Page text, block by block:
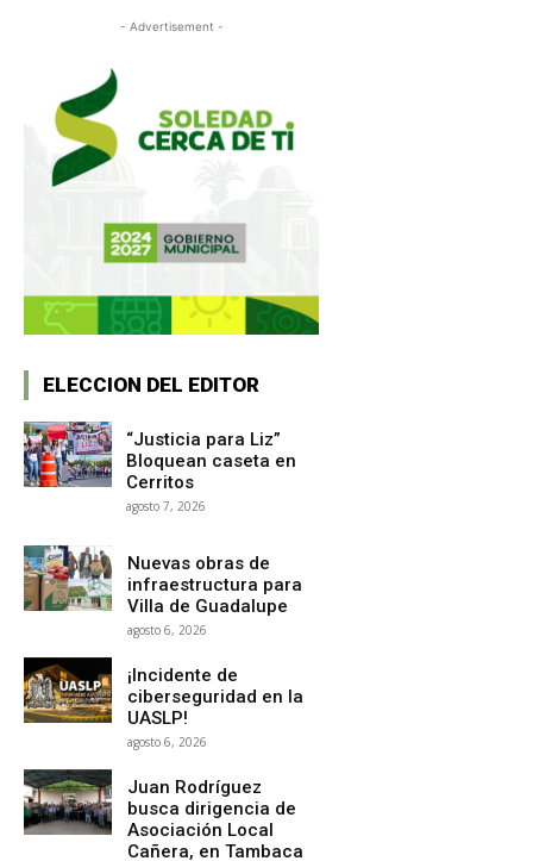
- Advertisement -
ELECCION DEL EDITOR
“Justicia para Liz”
Bloquean caseta en
Cerritos
agosto 7, 2026
Nuevas obras de
infraestructura para
Villa de Guadalupe
agosto 6, 2026
¡Incidente de
ciberseguridad en la
UASLP!
agosto 6, 2026
Juan Rodríguez
busca dirigencia de
Asociación Local
Cañera, en Tambaca